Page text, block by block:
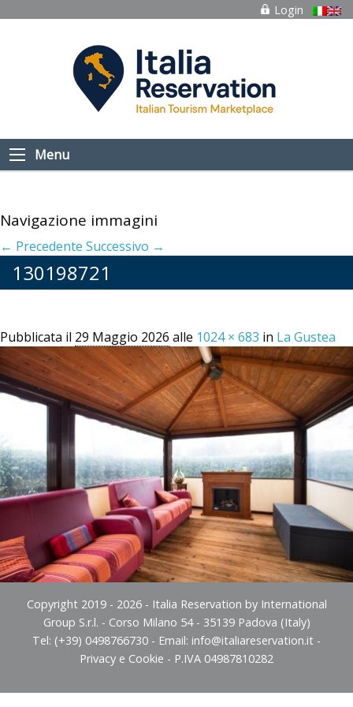
Login
Menu
Navigazione immagini
← Precedente Successivo →
130198721
Pubblicata il 29 Maggio 2026 alle 1024 × 683 in La Gustea
Copyright 2019 - 2026 - Italia Reservation by International
Group S.r.l. - Corso Milano 54 - 35139 Padova (Italy)
Tel: (+39) 0498766730 - Email: info@italiareservation.it -
Privacy e Cookie - P.IVA 04987810282